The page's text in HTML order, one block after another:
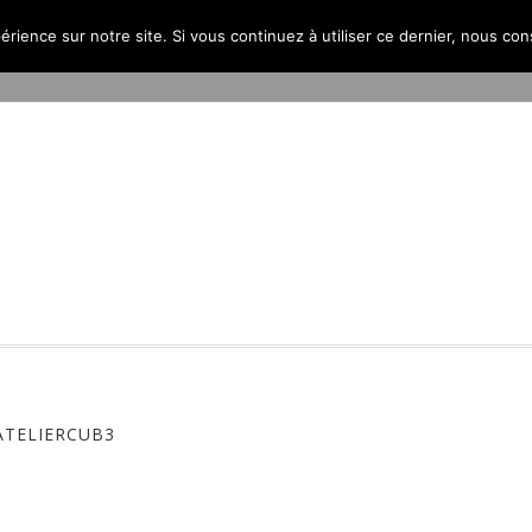
PROJETS L’AGENCE CONTACT
sur notre site. Si vous continuez à utiliser ce dernier, nous